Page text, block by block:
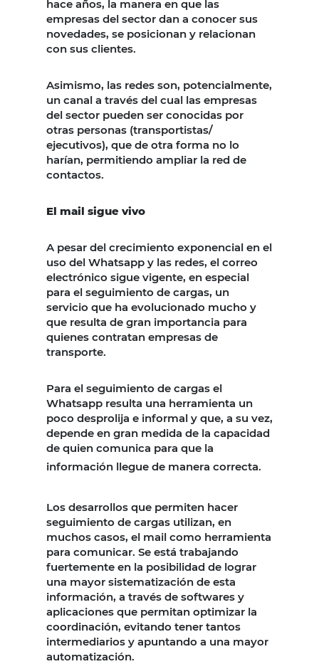
hace años, la manera en que las
empresas del sector dan a conocer sus
novedades, se posicionan y relacionan
con sus clientes.
Asimismo, las redes son, potencialmente,
un canal a través del cual las empresas
del sector pueden ser conocidas por
otras personas (transportistas/
ejecutivos), que de otra forma no lo
harían, permitiendo ampliar la red de
contactos.
El mail sigue vivo
A pesar del crecimiento exponencial en el
uso del Whatsapp y las redes, el correo
electrónico sigue vigente, en especial
para el seguimiento de cargas, un
servicio que ha evolucionado mucho y
que resulta de gran importancia para
quienes contratan empresas de
transporte.
Para el seguimiento de cargas el
Whatsapp resulta una herramienta un
poco desprolija e informal y que, a su vez,
depende en gran medida de la capacidad
de quien comunica para que la
información llegue de manera correcta.
Los desarrollos que permiten hacer
seguimiento de cargas utilizan, en
muchos casos, el mail como herramienta
para comunicar. Se está trabajando
fuertemente en la posibilidad de lograr
una mayor sistematización de esta
información, a través de softwares y
aplicaciones que permitan optimizar la
coordinación, evitando tener tantos
intermediarios y apuntando a una mayor
automatización.